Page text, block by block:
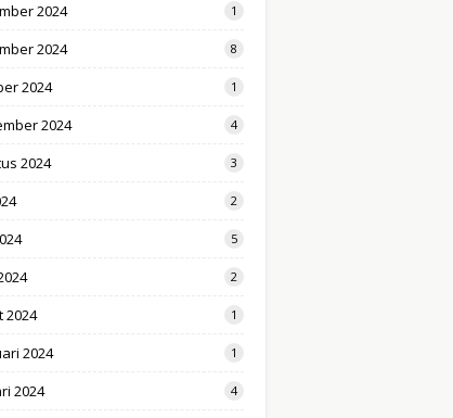
2024 1
2024 8
2024 1
2024 4
2024 3
2
5
2
2024 1
2024 1
2024 4